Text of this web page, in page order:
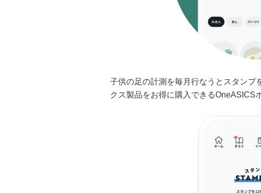
子供の足の計測を毎月行なうとスタンプ
クス製品をお得に購入できるOneASICS